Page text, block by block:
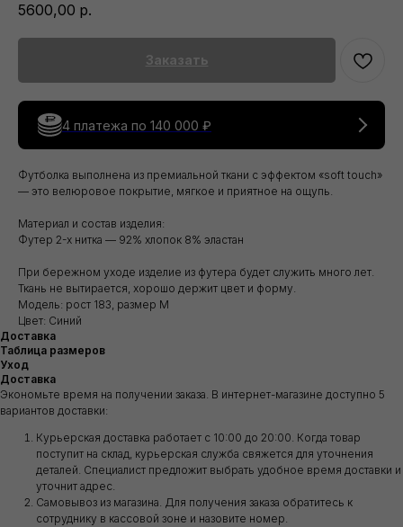
5600,00 р.
Заказать
4 платежа по 140 000 ₽
Футболка выполнена из премиальной ткани с эффектом «soft touch»
— это велюровое покрытие, мягкое и приятное на ощупь.
Материал и состав изделия:
Футер 2-х нитка — 92% хлопок 8% эластан
При бережном уходе изделие из футера будет служить много лет.
Ткань не вытирается, хорошо держит цвет и форму.
Модель: рост 183, размер M
Цвет: Синий
Доставка
Таблица размеров
Уход
Доставка
Экономьте время на получении заказа. В интернет-магазине доступно 5
вариантов доставки:
Курьерская доставка работает с 10:00 до 20:00. Когда товар
поступит на склад, курьерская служба свяжется для уточнения
деталей. Специалист предложит выбрать удобное время доставки и
уточнит адрес.
Самовывоз из магазина. Для получения заказа обратитесь к
сотруднику в кассовой зоне и назовите номер.